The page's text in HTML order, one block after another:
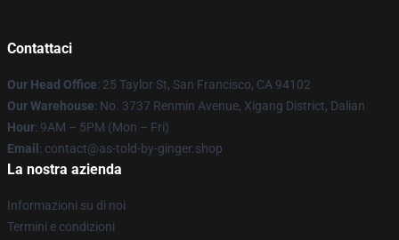
Contattaci
Our Head Office: 25 Taylor St, San Francisco, CA 94102
Our Warehouse: No. 3737 Renmin Avenue, Xigang District, Dalian
Hour: 9AM – 5PM (Mon – Fri)
Email : contact@as-told-by-ginger.shop
La nostra azienda
Informazioni su di noi
Termini e condizioni